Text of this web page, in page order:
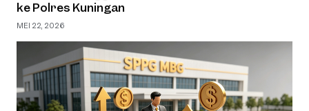
ke Polres Kuningan
MEI 22, 2026